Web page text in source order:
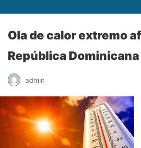
Ola de calor extremo
República Dominicana
admin